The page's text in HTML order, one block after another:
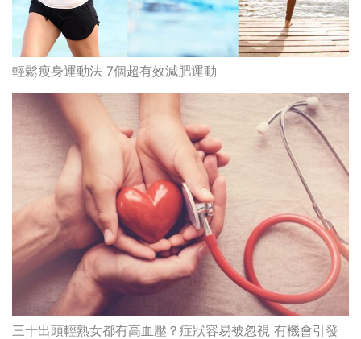
輕鬆瘦身運動法 7個超有效減肥運動
三十出頭輕熟女都有高血壓？症狀容易被忽視 有機會引發